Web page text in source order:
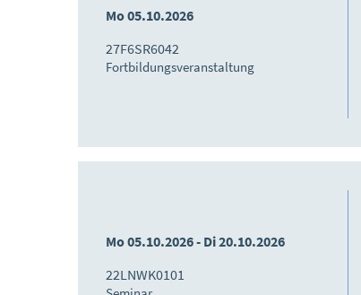
Mo 05.10.2026
27F6SR6042
Fortbildungsveranstaltung
Mo 05.10.2026 - Di 20.10.2026
22LNWK0101